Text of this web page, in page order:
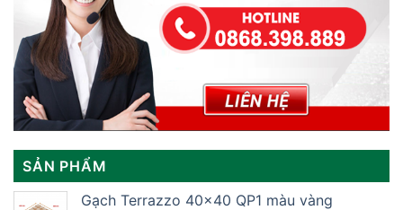
SẢN PHẨM
Gạch Terrazzo 40×40 QP1 màu vàng